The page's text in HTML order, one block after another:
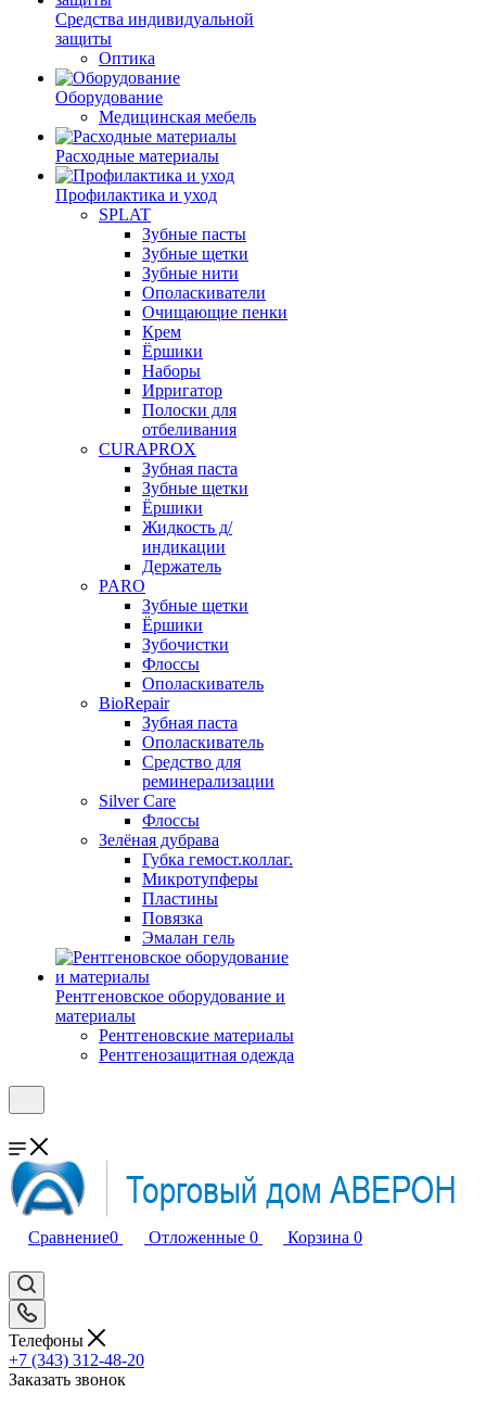
Средства индивидуальной
защиты
Оптика
Оборудование
Медицинская мебель
Расходные материалы
Профилактика и уход
SPLAT
Зубные пасты
Зубные щетки
Зубные нити
Ополаскиватели
Очищающие пенки
Крем
Ёршики
Наборы
Ирригатор
Полоски для
отбеливания
CURAPROX
Зубная паста
Зубные щетки
Ёршики
Жидкость д/
индикации
Держатель
PARO
Зубные щетки
Ёршики
Зубочистки
Флоссы
Ополаскиватель
BioRepair
Зубная паста
Ополаскиватель
Средство для
реминерализации
Silver Care
Флоссы
Зелёная дубрава
Губка гемост.коллаг.
Микротупферы
Пластины
Повязка
Эмалан гель
Рентгеновское оборудование и
материалы
Рентгеновские материалы
Рентгенозащитная одежда
Сравнение0 Отложенные 0 Корзина 0
Телефоны
+7 (343) 312-48-20
Заказать звонок